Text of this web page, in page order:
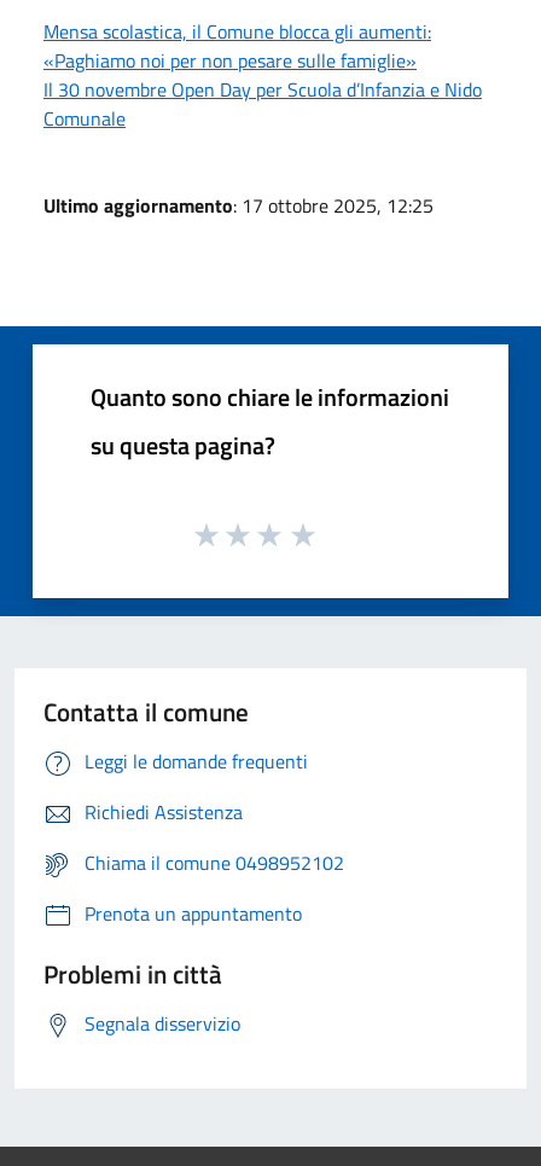
Mensa scolastica, il Comune blocca gli aumenti:
«Paghiamo noi per non pesare sulle famiglie»
Il 30 novembre Open Day per Scuola d’Infanzia e Nido
Comunale
Ultimo aggiornamento: 17 ottobre 2025, 12:25
Quanto sono chiare le informazioni
su questa pagina?
Contatta il comune
Leggi le domande frequenti
Richiedi Assistenza
Chiama il comune 0498952102
Prenota un appuntamento
Problemi in città
Segnala disservizio